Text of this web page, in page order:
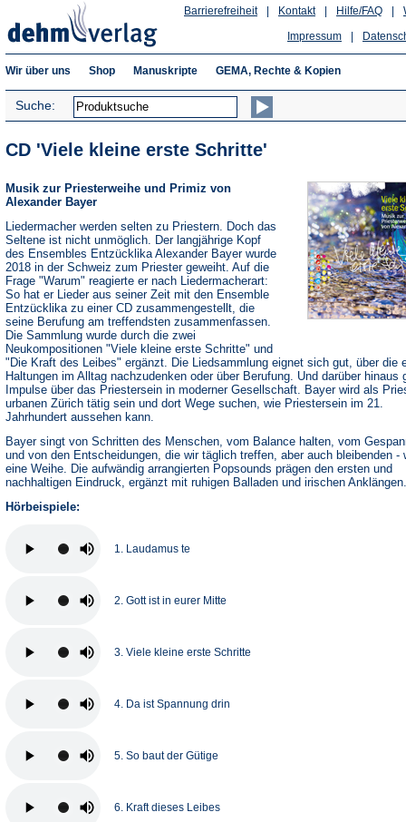
Hilfe/FAQ
Kontakt
Barrierefreiheit
Impressum
Wir über uns Shop Manuskripte GEMA, Rechte & Kopien
Suche:
CD 'Viele kleine erste Schritte'
Musik zur Priesterweihe und Primiz von
Alexander Bayer
Liedermacher werden selten zu Priestern. Doch das
Seltene ist nicht unmöglich. Der langjährige Kopf
des Ensembles Entzücklika Alexander Bayer wurde
2018 in der Schweiz zum Priester geweiht. Auf die
Frage "Warum" reagierte er nach Liedermacherart:
So hat er Lieder aus seiner Zeit mit den Ensemble
Entzücklika zu einer CD zusammengestellt, die
seine Berufung am treffendsten zusammenfassen.
Die Sammlung wurde durch die zwei
Neukompositionen "Viele kleine erste Schritte" und
"Die Kraft des Leibes" ergänzt. Die Liedsammlung eignet sich gut, über die
Haltungen im Alltag nachzudenken oder über Berufung. Und darüber hinaus
Impulse über das Priestersein in moderner Gesellschaft. Bayer wird als
urbanen Zürich tätig sein und dort Wege suchen, wie Priestersein im 21.
Jahrhundert aussehen kann.
Bayer singt von Schritten des Menschen, vom Balance halten, vom
und von den Entscheidungen, die wir täglich treffen, aber auch bleibenden -
eine Weihe. Die aufwändig arrangierten Popsounds prägen den ersten und
nachhaltigen Eindruck, ergänzt mit ruhigen Balladen und irischen Anklängen.
Hörbeispiele:
1. Laudamus te
2. Gott ist in eurer Mitte
3. Viele kleine erste Schritte
4. Da ist Spannung drin
5. So baut der Gütige
6. Kraft dieses Leibes